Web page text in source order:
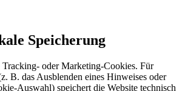
Speicherung
oder Marketing-Cookies. Für
B. das Ausblenden eines Hinweises oder
Auswahl) speichert die Website technisch